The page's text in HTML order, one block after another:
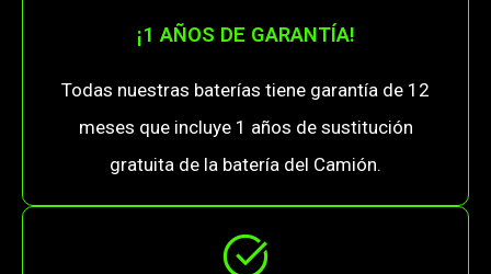
¡1 AÑOS DE GARANTÍA!
Todas nuestras baterías tiene garantía de 12
meses que incluye 1 años de sustitución
gratuita de la batería del Camión.